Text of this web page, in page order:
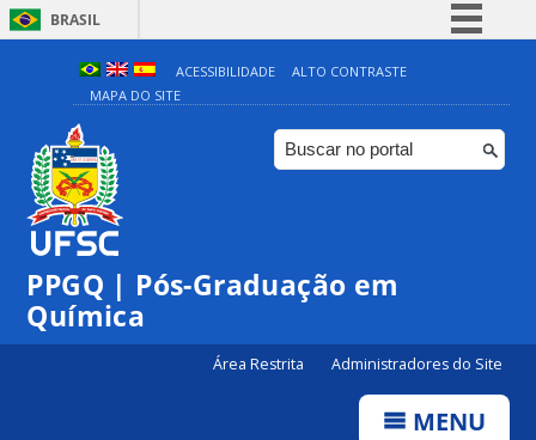
BRASIL
Simplifique!
Comunica BR
Participe
ACESSIBILIDADE
ALTO CONTRASTE
MAPA DO SITE
PPGQ | Pós-Graduação em
Química
Área Restrita Administradores do Site
MENU